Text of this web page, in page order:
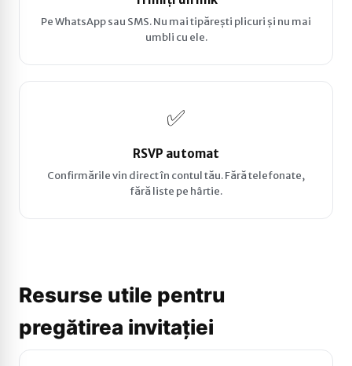
Pe WhatsApp sau SMS. Nu mai tipărești plicuri și nu mai
umbli cu ele.
✅
RSVP automat
Confirmările vin direct în contul tău. Fără telefonate,
fără liste pe hârtie.
Resurse utile pentru
pregătirea invitației